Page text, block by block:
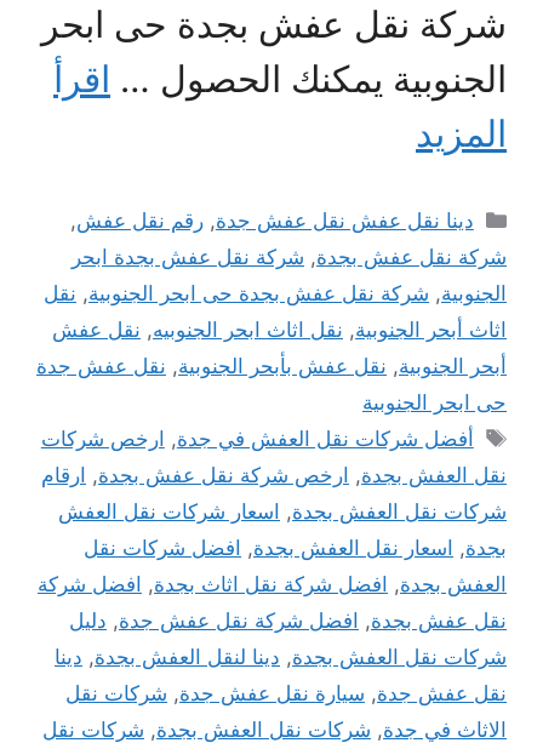
شركة نقل عفش بجدة حى ابحر
الجنوبية يمكنك الحصول … اقرأ
المزيد
التصنيفات
دينا نقل عفش نقل عفش جدة,رقم نقل عفش,
شركة نقل عفش بجدة, شركة نقل عفش بجدة ابحر
الجنوبية, شركة نقل عفش بجدة حى ابحر الجنوبية, نقل
اثاث أبحر الجنوبية, نقل اثاث ابحر الجنوبيه, نقل عفش
أبحر الجنوبية, نقل عفش بأبحر الجنوبية, نقل عفش جدة
حى ابحر الجنوبية
الوسوم
أفضل شركات نقل العفش في جدة, ارخص شركات
نقل العفش بجدة, ارخص شركة نقل عفش بجدة, ارقام
شركات نقل العفش بجدة, اسعار شركات نقل العفش
بجدة, اسعار نقل العفش بجدة, افضل شركات نقل
العفش بجدة, افضل شركة نقل اثاث بجدة, افضل شركة
نقل عفش بجدة, افضل شركة نقل عفش جدة, دليل
شركات نقل العفش بجدة, دينا لنقل العفش بجدة, دينا
نقل عفش جدة, سيارة نقل عفش جدة, شركات نقل
الاثاث في جدة, شركات نقل العفش بجدة, شركات نقل